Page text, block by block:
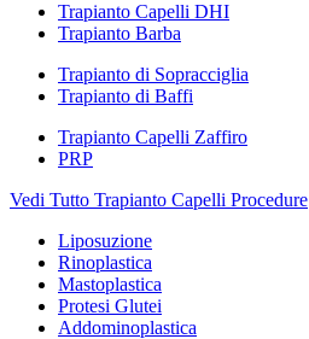
Trapianto Capelli DHI
Trapianto Barba
Trapianto di Sopracciglia
Trapianto di Baffi
Trapianto Capelli Zaffiro
PRP
Vedi Tutto Trapianto Capelli Procedure
Liposuzione
Rinoplastica
Mastoplastica
Protesi Glutei
Addominoplastica